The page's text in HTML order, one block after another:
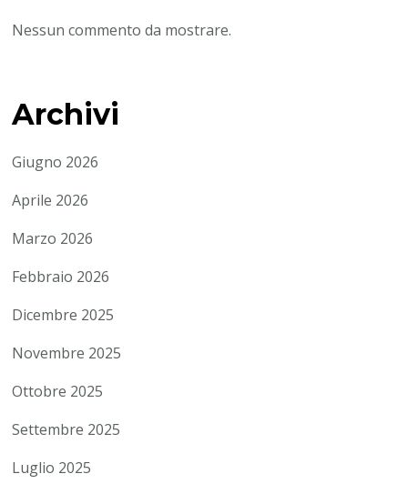
Nessun commento da mostrare.
Archivi
Giugno 2026
Aprile 2026
Marzo 2026
Febbraio 2026
Dicembre 2025
Novembre 2025
Ottobre 2025
Settembre 2025
Luglio 2025